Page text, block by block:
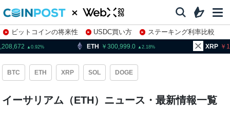
ビットコインの将来性 USDC買い方
ステーキング利率比較
株特集・関連銘柄
0.92 ETH 300,999.0 2.18 XRP
BTC ETH XRP SOL DOGE
イーサリアム（ETH）ニュース・最新情報一覧